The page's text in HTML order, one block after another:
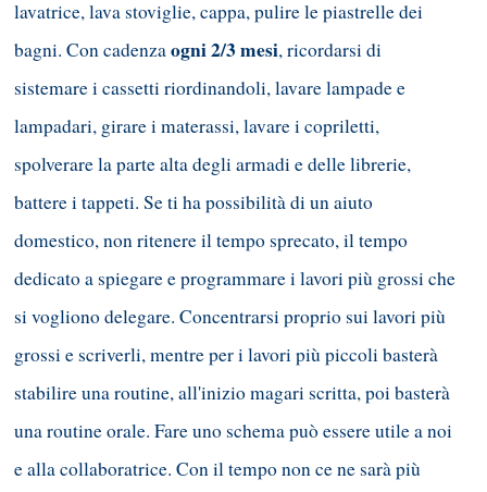
lavatrice, lava stoviglie, cappa, pulire le piastrelle dei
bagni. Con cadenzaogni 2/3 mesi, ricordarsi di
sistemare i cassetti riordinandoli, lavare lampade e
lampadari, girare i materassi, lavare i copriletti,
spolverare la parte alta degli armadi e delle librerie,
battere i tappeti. Se ti ha possibilità di un aiuto
domestico, non ritenere il tempo sprecato, il tempo
dedicato a spiegare e programmare i lavori più grossi che
si vogliono delegare. Concentrarsi proprio sui lavori più
grossi e scriverli, mentre per i lavori più piccoli basterà
stabilire una routine, all'inizio magari scritta, poi basterà
una routine orale. Fare uno schema può essere utile a noi
e alla collaboratrice. Con il tempo non ce ne sarà più